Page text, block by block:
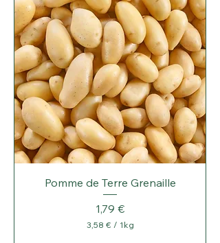
Pomme de Terre Grenaille
Prix
1,79 €
3,58 € / 1kg